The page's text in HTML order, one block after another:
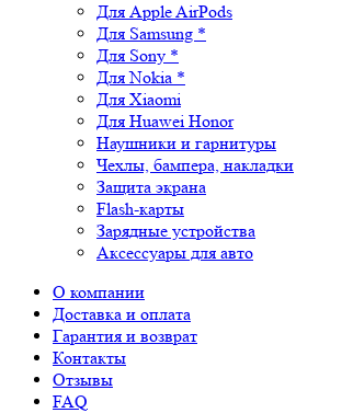
Для Apple AirPods
Для Samsung *
Для Sony *
Для Nokia *
Для Xiaomi
Для Huawei Honor
Наушники и гарнитуры
Чехлы, бампера, накладки
Защита экрана
Flash-карты
Зарядные устройства
Аксессуары для авто
О компании
Доставка и оплата
Гарантия и возврат
Контакты
Отзывы
FAQ